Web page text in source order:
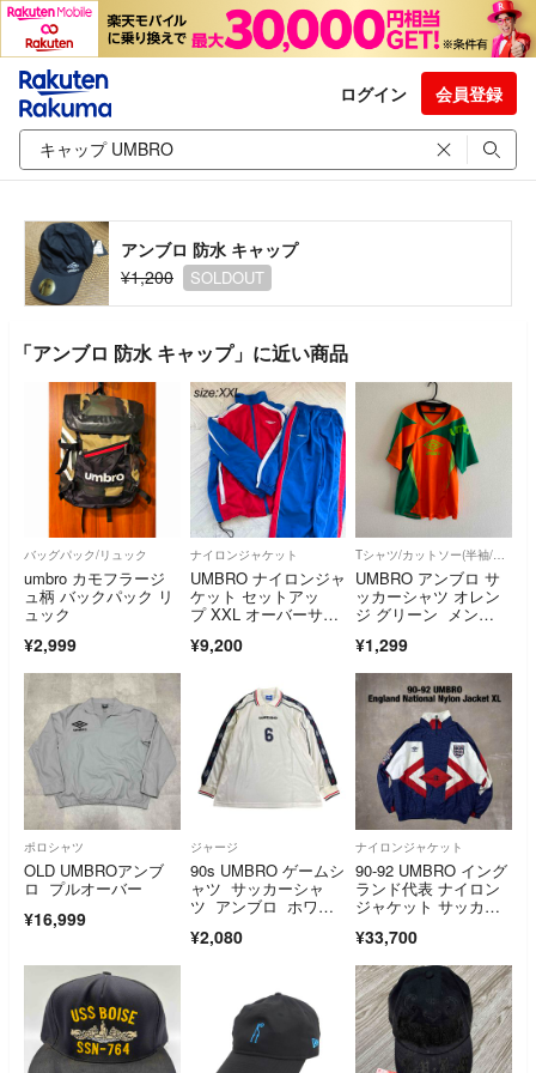
ログイン 会員登録
アンブロ 防水 キャップ
¥1,200
SOLDOUT
「アンブロ 防水 キャップ」に近い商品
バッグパック/リュック
umbro カモフラージ
ュ柄 バックパック リ
ュック
¥2,999
ナイロンジャケット
UMBRO ナイロンジャ
ケット セットアッ
プ XXL オーバーサイ
¥9,200
Tシャツ/カットソー(半袖/袖なし)
UMBRO アンブロ サ
ッカーシャツ オレン
ジ グリーン メン
¥1,299
ポロシャツ
OLD UMBROアンブ
ロ プルオーバー
¥16,999
ジャージ
90s UMBRO ゲームシ
ャツ サッカーシャ
ツ アンブロ ホワイ
¥2,080
ナイロンジャケット
90-92 UMBRO イング
ランド代表 ナイロン
ジャケット サッカ
¥33,700